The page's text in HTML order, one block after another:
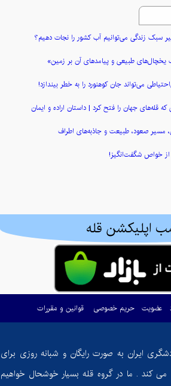
سبک زندگی می‌توانیم آب کشور را نجات دهیم؟
طبیعی و پیامدهای آن بر زمین»
می‌تواند جان کوهنورد را به خطر بیندازد!
که قله‌های جهان را فتح کرد | داستان اراده و ایمان
مسیر صعود، طبیعت و جاذبه‌های اطراف
خواص شگفت‌انگیز!
اپلیکشن قله
عضویت حریم خصوصی قوانین و مقررات
ایران به صورت رایگان و شبانه روزی برای
کند . ما در گروه قله بسیار خوشحال خواهیم